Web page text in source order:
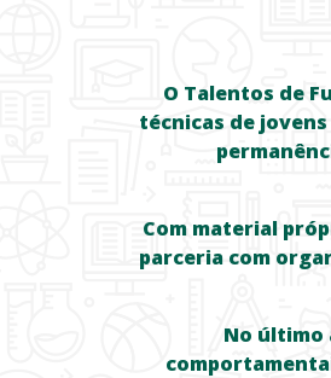
O Talentos de
técnicas de
Com material
parceria com
No último